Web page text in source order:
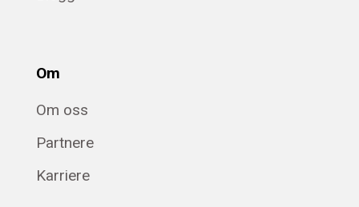
Om
Om oss
Partnere
Karriere